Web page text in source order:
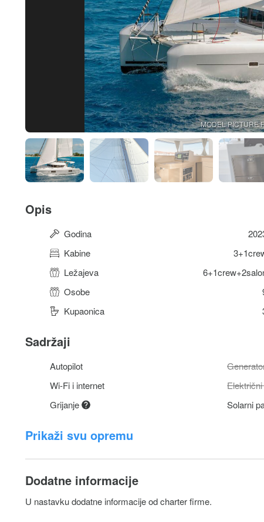
MODEL PICTURE
Opis
Godina
Kabine
Ležajeva
Osobe
Kupaonica
Sadržaji
Autopilot
Wi-Fi i internet
Grijanje
Solarni
Prikaži svu opremu
Dodatne informacije
U nastavku dodatne informacije od charter firme.